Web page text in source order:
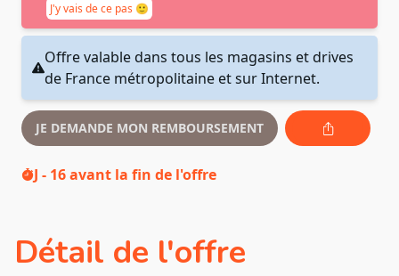
JE DEMANDE MON REMBOURSEMENT
Offre valable dans tous les magasins et drives
de France métropolitaine et sur Internet.
J'y vais de ce pas 🙂
J - 16avant la fin de l'offre
Détail de l'offre